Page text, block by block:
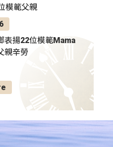
模範父親
表揚22位模範Mama
親辛勞